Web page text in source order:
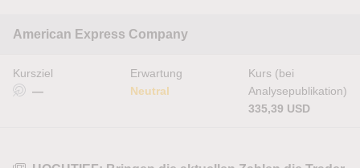
American Express Company
Kursziel
—
Erwartung
Neutral
Kurs (bei
Analysepublikation)
335,39 USD